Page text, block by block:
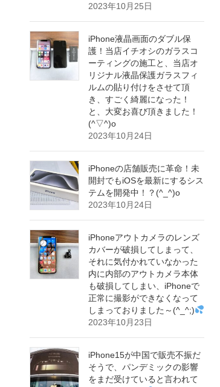
2023年10月25日
iPhone液晶画面のダブル保
護！当店イチオシのガラスコ
ーティングの施工と、当店オ
リジナル液晶保護ガラスフィ
ルムの貼り付けをさせて頂
き、すごく綺麗になった！
と、大変お喜び頂きました！
(^▽^)o
2023年10月24日
iPhoneの店舗販売に革命！未
開封でもiOSを最新にするシス
テムを開発中！？(^_^)o
2023年10月24日
iPhoneアウトカメラのレンズ
カバーが破損してしまって、
それに気付かれていなかった
内に内部のアウトカメラ本体
も破損してしまい、iPhoneで
正常に撮影ができなくなって
しまっておりました～(^_^;)
2023年10月23日
iPhone15が中国で販売不振だ
そうで、パンデミックの影響
をまだ受けていると言われて